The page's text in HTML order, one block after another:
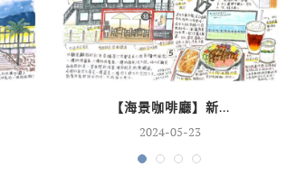
【海景咖啡廳】新...
2024-05-23